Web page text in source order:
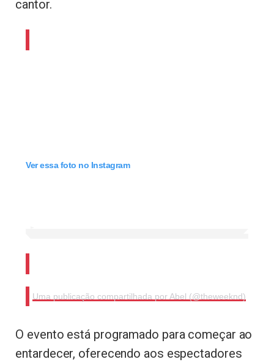
cantor.
Ver essa foto no Instagram
Uma publicação compartilhada por Abel (@theweeknd)
O evento está programado para começar ao
entardecer, oferecendo aos espectadores